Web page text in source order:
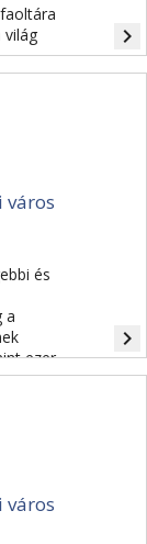
világ
navigate_next
és
a
ezer
navigate_next